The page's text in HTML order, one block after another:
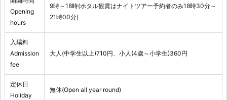
Opening
hours
9時～18時(ホタル観賞はナイトツアー予約者のみ18時30分～
21時00分)
入場料
Admission
fee
大人(中学生以上)710円、小人(4歳～小学生)360円
定休日
Holiday
無休(Open all year round)